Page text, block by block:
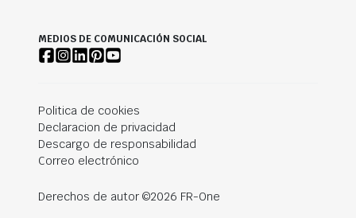
MEDIOS DE COMUNICACIÓN SOCIAL
Politica de cookies
Declaracion de privacidad
Descargo de responsabilidad
Correo electrónico
Derechos de autor ©2026 FR-One